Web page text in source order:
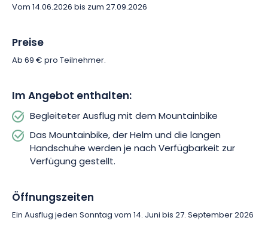
Herzen der Vogesen. Buchen Sie Ihren Ausflug und lassen Sie
Vom 14.06.2026 bis zum 27.09.2026
Preise
Ab 69 € pro Teilnehmer.
Im Angebot enthalten:
Begleiteter Ausflug mit dem Mountainbike
Das Mountainbike, der Helm und die langen
Handschuhe werden je nach Verfügbarkeit zur
Verfügung gestellt.
Öffnungszeiten
Ein Ausflug jeden Sonntag vom 14. Juni bis 27. September 2026